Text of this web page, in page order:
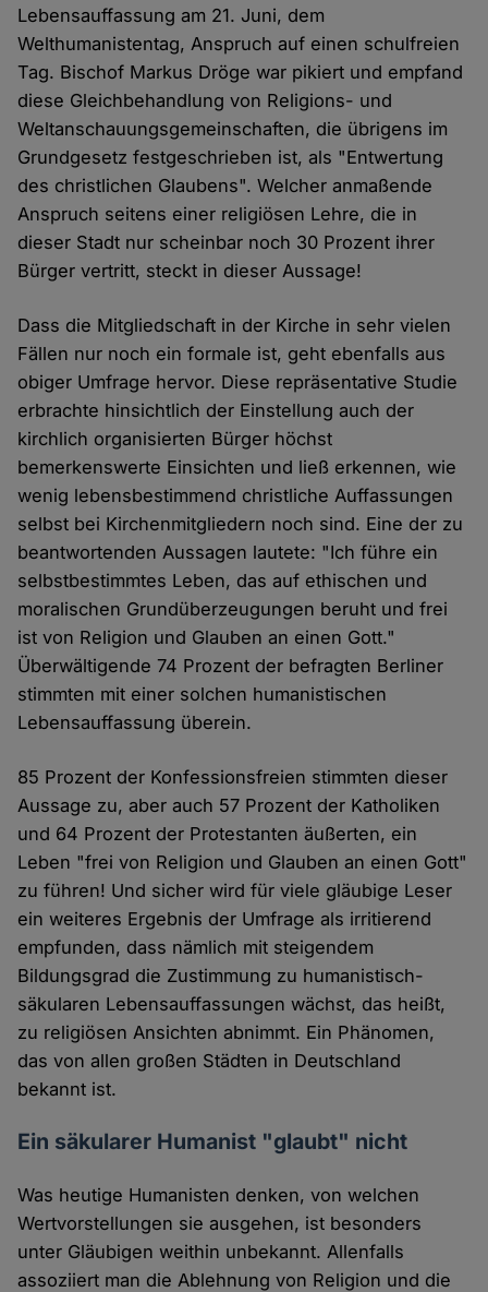
Lebensauffassung am 21. Juni, dem
Welthumanistentag, Anspruch auf einen schulfreien
Tag. Bischof Markus Dröge war pikiert und empfand
diese Gleichbehandlung von Religions- und
Weltanschauungsgemeinschaften, die übrigens im
Grundgesetz festgeschrieben ist, als "Entwertung
des christlichen Glaubens". Welcher anmaßende
Anspruch seitens einer religiösen Lehre, die in
dieser Stadt nur scheinbar noch 30 Prozent ihrer
Bürger vertritt, steckt in dieser Aussage!
Dass die Mitgliedschaft in der Kirche in sehr vielen
Fällen nur noch ein formale ist, geht ebenfalls aus
obiger Umfrage hervor. Diese repräsentative Studie
erbrachte hinsichtlich der Einstellung auch der
kirchlich organisierten Bürger höchst
bemerkenswerte Einsichten und ließ erkennen, wie
wenig lebensbestimmend christliche Auffassungen
selbst bei Kirchenmitgliedern noch sind. Eine der zu
beantwortenden Aussagen lautete: "Ich führe ein
selbstbestimmtes Leben, das auf ethischen und
moralischen Grundüberzeugungen beruht und frei
ist von Religion und Glauben an einen Gott."
Überwältigende 74 Prozent der befragten Berliner
stimmten mit einer solchen humanistischen
Lebensauffassung überein.
85 Prozent der Konfessionsfreien stimmten dieser
Aussage zu, aber auch 57 Prozent der Katholiken
und 64 Prozent der Protestanten äußerten, ein
Leben "frei von Religion und Glauben an einen Gott"
zu führen! Und sicher wird für viele gläubige Leser
ein weiteres Ergebnis der Umfrage als irritierend
empfunden, dass nämlich mit steigendem
Bildungsgrad die Zustimmung zu humanistisch-
säkularen Lebensauffassungen wächst, das heißt,
zu religiösen Ansichten abnimmt. Ein Phänomen,
das von allen großen Städten in Deutschland
bekannt ist.
Ein säkularer Humanist "glaubt" nicht
Was heutige Humanisten denken, von welchen
Wertvorstellungen sie ausgehen, ist besonders
unter Gläubigen weithin unbekannt. Allenfalls
assoziiert man die Ablehnung von Religion und die